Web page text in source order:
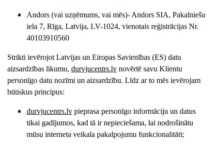
Andors (vai uzņēmums, vai mēs)- Andors SIA, Pakalniešu
iela 7, Rīga, Latvija, LV-1024, vienotais reģistrācijas Nr.
40103910560
Strikti ievērojot Latvijas un Eiropas Savienības (ES) datu
aizsardzības likumu, durvjucentrs.lv novērtē savu Klientu
personīgo datu nozīmi un aizsardzību. Līdz ar to mēs ievērojam
būtiskus principus:
durvjucentrs.lv pieprasa personīgo informāciju un datus
tikai gadījumos, kad tā ir nepieciešama, lai nodrošinātu
mūsu interneta veikala pakalpojumu funkcionalitāti;